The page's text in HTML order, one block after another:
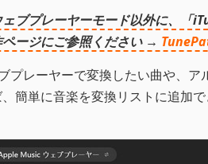
ブプレーヤーモード以外に、「
ージにご参照ください →
プレーヤーで変換したい曲や、ア
簡単に音楽を変換リストに追加で